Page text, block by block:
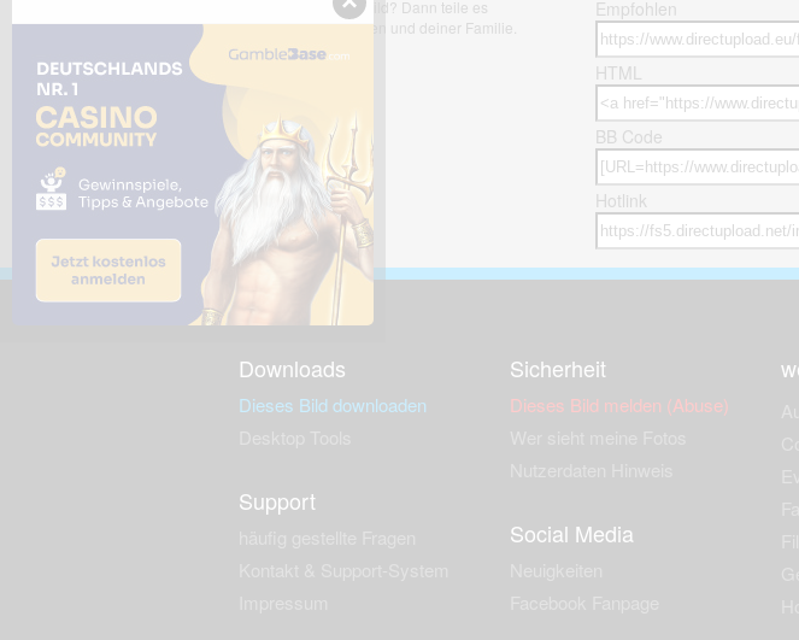
Dir gefällt dieses Bild? Dann teile es
mit deinen Freunden und deiner Familie.
Empfohlen
HTML
BB Code
Hotlink
Downloads
Dieses Bild downloaden
Support
Sicherheit
Dieses Bild melden (Abuse)
Social Media